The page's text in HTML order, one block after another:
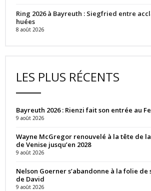
Ring 2026 à Bayreuth : Siegfried entre
huées
8 août 2026
LES PLUS RÉCENTS
Bayreuth 2026 : Rienzi fait son entrée au
9 août 2026
Wayne McGregor renouvelé à la tête de
de Venise jusqu’en 2028
9 août 2026
Nelson Goerner s’abandonne à la folie de
de David
9 août 2026